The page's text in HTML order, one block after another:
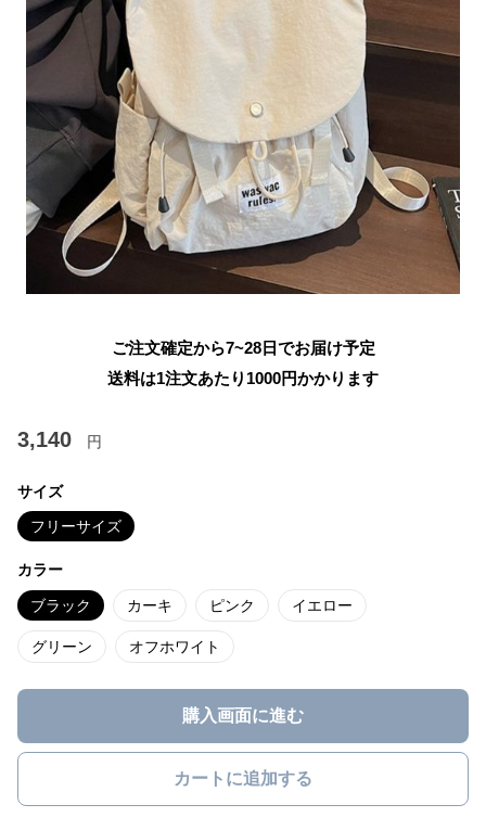
ご注文確定から7~28日でお届け予定
送料は1注文あたり 1000円かかります
3,140 円
サイズ
フリーサイズ
カラー
ブラック カーキ ピンク イエロー
グリーン オフホワイト
購入画面に進む
カートに追加する